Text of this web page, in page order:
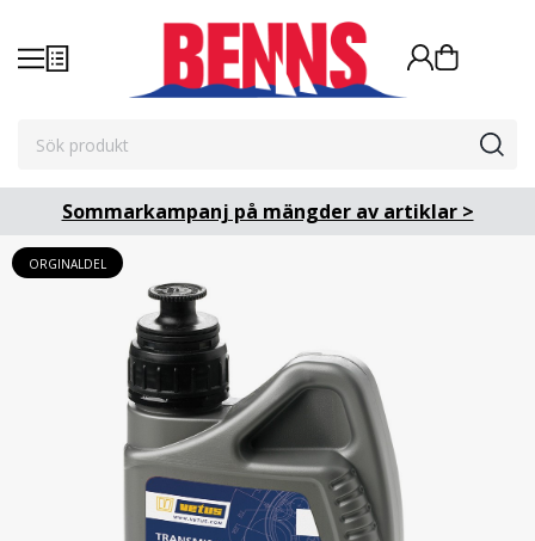
Sommarkampanj på mängder av artiklar >
ORGINALDEL